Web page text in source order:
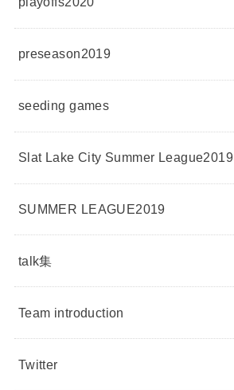
preseason2019
seeding games
Slat Lake City Summer League2019
SUMMER LEAGUE2019
talk集
Team introduction
Twitter